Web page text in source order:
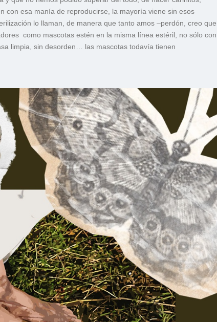
con esa manía de reproducirse, la mayoría viene sin esos
lo llaman, de manera que tanto amos –perdón, creo que
como mascotas estén en la misma línea estéril, no sólo con
limpia, sin desorden… las mascotas todavía tienen